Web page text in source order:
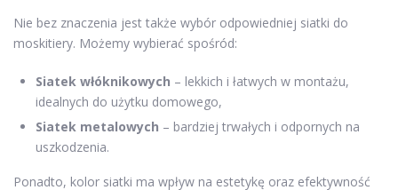
Nie bez znaczenia jest także wybór odpowiedniej siatki do
moskitiery. Możemy wybierać spośród:
Siatek włóknikowych – lekkich i łatwych w montażu,
idealnych do użytku domowego,
Siatek metalowych – bardziej trwałych i odpornych na
uszkodzenia.
Ponadto, kolor siatki ma wpływ na estetykę oraz efektywność